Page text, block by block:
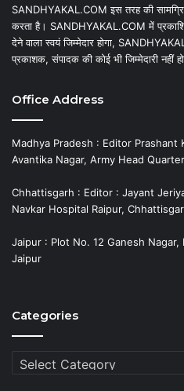
SANDHYAKAL.COM इस तरह की
करता है। SANDHYAKAL.COM में
देने वाला स्वयं जिम्मेदार होगा,
प्रकाशक, संपादक की कोई भी जिम्मेदारी नहीं
Office Address
Madhya Pradesh : Editor Prashant
Avantika Nagar, Army Head
Chhattisgarh : Editor : Jayant
Navkar Hospital Raipur,
Jaipur : Plot No. 12 Ganesh Nagar,
Jaipur
Categories
Categories